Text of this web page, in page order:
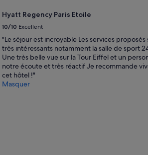
Hyatt Regency Paris Etoile
10/10 Excellent
"Le séjour est incroyable Les services proposés
très intéressants notamment la salle de sport
Une très belle vue sur la Tour Eiffel et un
notre écoute et très réactif Je recommande
cet hôtel !"
Masquer